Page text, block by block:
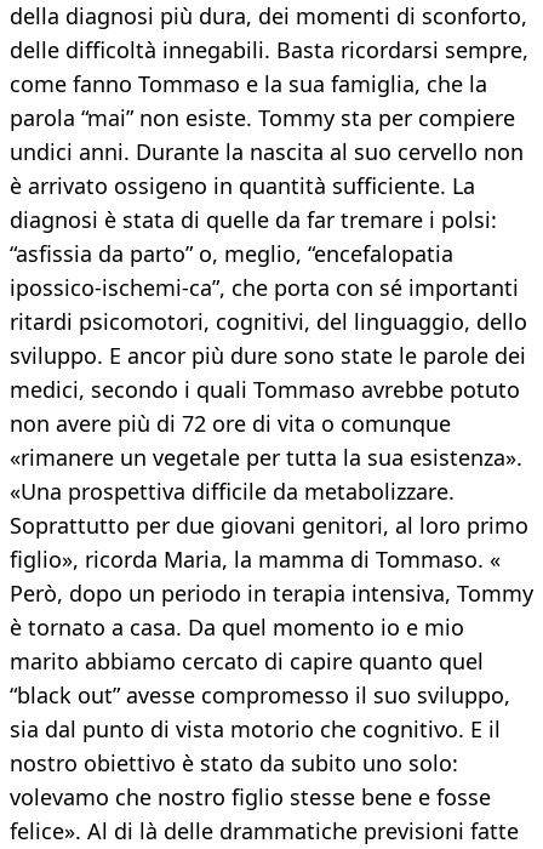
della diagnosi più dura, dei momenti di sconforto,
delle difficoltà innegabili. Basta ricordarsi sempre,
come fanno Tommaso e la sua famiglia, che la
parola “mai” non esiste. Tommy sta per compiere
undici anni. Durante la nascita al suo cervello non
è arrivato ossigeno in quantità sufficiente. La
diagnosi è stata di quelle da far tremare i polsi:
“asfissia da parto” o, meglio, “encefalopatia
ipossico-ischemi-ca”, che porta con sé importanti
ritardi psicomotori, cognitivi, del linguaggio, dello
sviluppo. E ancor più dure sono state le parole dei
medici, secondo i quali Tommaso avrebbe potuto
non avere più di 72 ore di vita o comunque
«rimanere un vegetale per tutta la sua esistenza».
«Una prospettiva difficile da metabolizzare.
Soprattutto per due giovani genitori, al loro primo
figlio», ricorda Maria, la mamma di Tommaso. «
Però, dopo un periodo in terapia intensiva, Tommy
è tornato a casa. Da quel momento io e mio
marito abbiamo cercato di capire quanto quel
“black out” avesse compromesso il suo sviluppo,
sia dal punto di vista motorio che cognitivo. E il
nostro obiettivo è stato da subito uno solo:
volevamo che nostro figlio stesse bene e fosse
felice». Al di là delle drammatiche previsioni fatte